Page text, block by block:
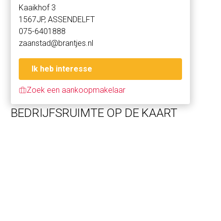
op uw klanten en bezoekers.
Ideale ligging: Gelegen in het ondernemende Wormerveer,
geniet u van de perfecte combinatie van rust en
voorzieningen zoals winkels, scholen en overige
voorzieningen. Bovendien bent u binnen enkele minuten
op de snelweg, waardoor steden als Amsterdam,
Alkmaar, Purmerend en Haarlem makkelijk bereikbaar zijn.
Kaaikhof 3
1567JP, ASSENDELFT
075-6401888
zaanstad@brantjes.nl
Ik heb interesse
Zoek een aankoopmakelaar
BEDRIJFSRUIMTE OP DE KAART